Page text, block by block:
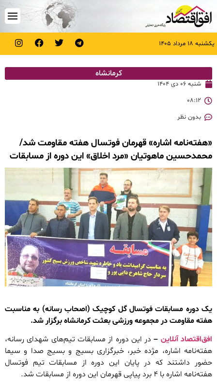
یکشنبه ۱۸ مرداد ۱۴۰۵
کرمانشاه
شنبه ۰۶ دی ۱۴۰۴
۰۸:۱۲
بدون نظر
«هفته‌نامه اشاره» قهرمان فوتسال هفته مقاومت شد/
محمدحسین ماهوتیان «مرد اخلاق» این دوره از مسابقات
یک دوره مسابقات فوتسال گل کوچیک (اصحاب رسانه) به مناسبت
هفته مقاومت در مجموعه ورزشی بعثت کرمانشاه برگزار شد.
افق‌اقتصاد آنلاین –در این دوره از مسابقات تیم‌های شهدای رسانه،
هفته‌نامه اشاره، مژده خبر، خبرگزاری بسیج و بسیج صدا و سیما
حضور داشتند که در پایان این دوره از مسابقات تیم فوتسال
هفته‌نامه اشاره با ۴ برد پیاپی قهرمان این دوره از مسابقات شد.